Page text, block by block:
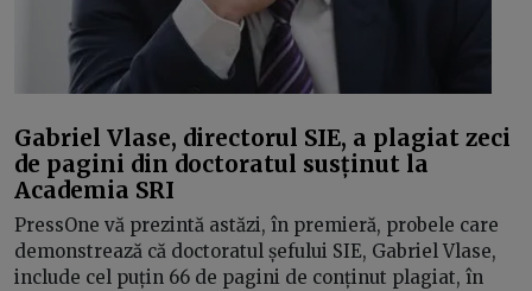
Gabriel Vlase, directorul SIE, a plagiat zeci
de pagini din doctoratul susținut la
Academia SRI
PressOne vă prezintă astăzi, în premieră, probele care
demonstrează că doctoratul șefului SIE, Gabriel Vlase,
include cel puțin 66 de pagini de conținut plagiat, în